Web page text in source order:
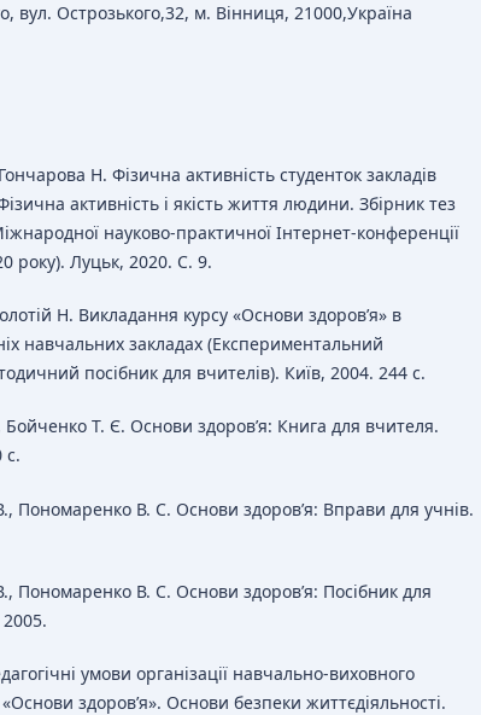
вул. Острозького,32, м. Вінниця, 21000,Україна
Н. Фізична активність студенток закладів
активність і якість життя людини. Збірник тез
науково-практичної Інтернет-конференції
року). Луцьк, 2020. С. 9.
Н. Викладання курсу «Основи здоров’я» в
навчальних закладах (Експериментальний
посібник для вчителів). Київ, 2004. 244 с.
Т. Є. Основи здоров’я: Книга для вчителя.
с.
Пономаренко В. С. Основи здоров’я: Вправи для учнів.
Пономаренко В. С. Основи здоров’я: Посібник для
умови організації навчально-виховного
здоров’я». Основи безпеки життєдіяльності.